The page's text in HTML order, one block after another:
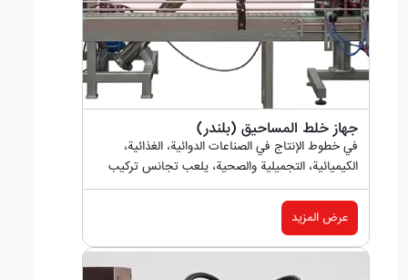
جهاز خلط المساحيق (بلندر)
في خطوط الإنتاج في الصناعات الدوائية، الغذائية،
الكيميائية، التجميلية والصحية، يلعب تجانس تركيب
المواد المسحوقة...
عرض المزيد